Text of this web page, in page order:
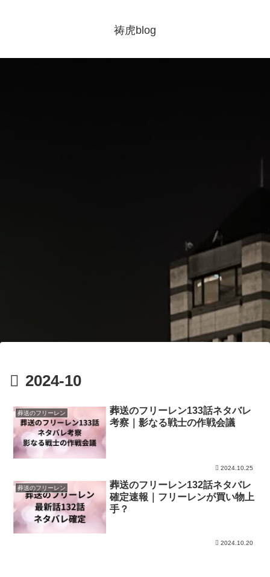
祷虎blog
2024-10
葬送のフリーレン
葬送のフリーレン133話ネタバレ
考察｜影なる戦士の作戦会議
2024.10.25
葬送のフリーレン
葬送のフリーレン132話ネタバレ
確定速報｜フリーレンが買い物上
手？
2024.10.20